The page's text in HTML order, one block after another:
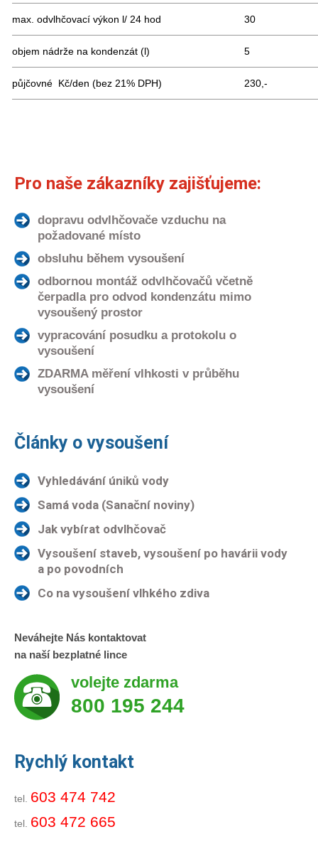
max. odvlhčovací výkon l/ 24 hod 30
objem nádrže na kondenzát (l) 5
půjčovné Kč/den (bez 21% DPH) 230,-
Pro naše zákazníky zajišťujeme:
dopravu odvlhčovače vzduchu na
požadované místo
obsluhu během vysoušení
odbornou montáž odvlhčovačů včetně
čerpadla pro odvod kondenzátu mimo
vysoušený prostor
vypracování posudku a protokolu o
vysoušení
ZDARMA měření vlhkosti v průběhu
vysoušení
Články o vysoušení
Vyhledávání úniků vody
Samá voda (Sanační noviny)
Jak vybírat odvlhčovač
Vysoušení staveb, vysoušení po havárii vody
a po povodních
Co na vysoušení vlhkého zdiva
Neváhejte Nás kontaktovat
na naší bezplatné lince
volejte zdarma
800 195 244
Rychlý kontakt
tel. 603 474 742
tel. 603 472 665